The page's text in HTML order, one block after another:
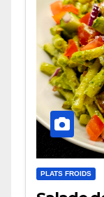
PLATS FROIDS